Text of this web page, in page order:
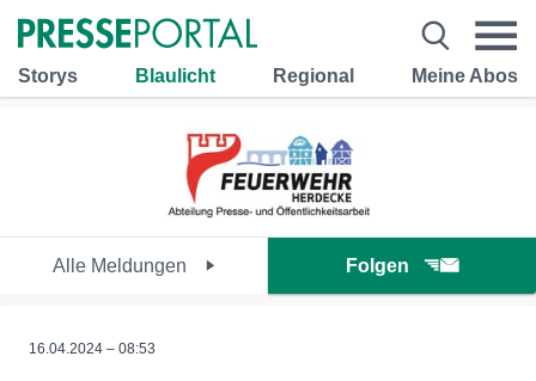
Storys Blaulicht Regional Meine Abos
Alle Meldungen Folgen
16.04.2024 – 08:53